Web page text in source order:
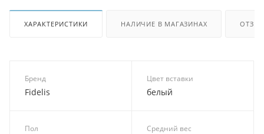
ХАРАКТЕРИСТИКИ НАЛИЧИЕ В МАГАЗИНАХ
Бренд
Fidelis
Цвет вставки
белый
Пол Средний вес